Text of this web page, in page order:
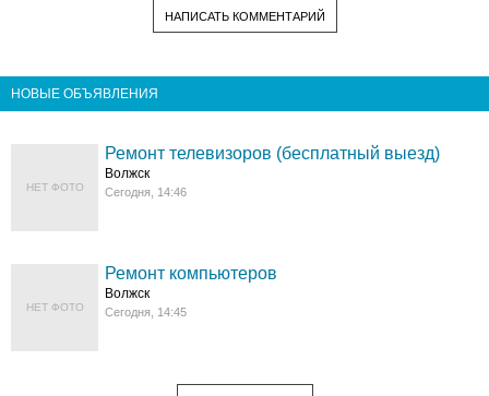
НАПИСАТЬ КОММЕНТАРИЙ
НОВЫЕ ОБЪЯВЛЕНИЯ
НЕТ ФОТО
Ремонт телевизоров (бесплатный выезд)
Волжск
Сегодня, 14:46
НЕТ ФОТО
Ремонт компьютеров
Волжск
Сегодня, 14:45